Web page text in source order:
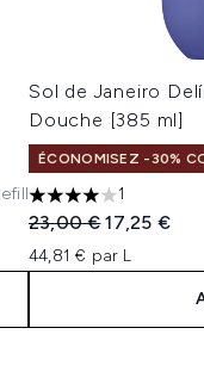
Sol de Janeiro
Douche [385 ml]
ÉCONOMISEZ -30%
4 étoiles sur un
1
Prix de vente :
23,00 €Prix ​​actuel :
17,25 €
44,81 € par L